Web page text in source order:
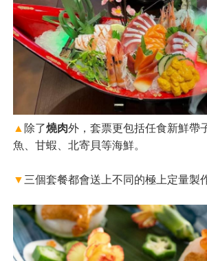
▲ 除了燒肉外，套票更包括任食新鮮帶
魚、甘蝦、北寄貝等海鮮。
▼ 三個套餐都會送上不同的極上定量製